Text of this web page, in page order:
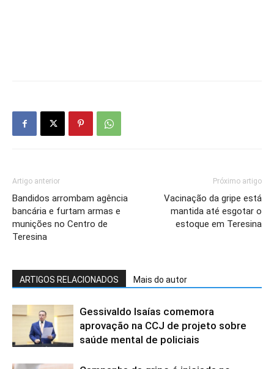
Artigo anterior
Bandidos arrombam agência
bancária e furtam armas e
munições no Centro de
Teresina
Próximo artigo
Vacinação da gripe está
mantida até esgotar o
estoque em Teresina
ARTIGOS RELACIONADOS Mais do autor
Gessivaldo Isaías comemora
aprovação na CCJ de projeto sobre
saúde mental de policiais